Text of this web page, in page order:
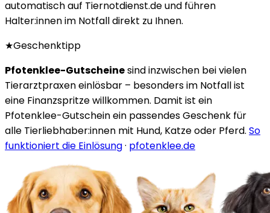
automatisch auf Tiernotdienst.de und führen
Halter:innen im Notfall direkt zu Ihnen.
★Geschenktipp
Pfotenklee-Gutscheinesind inzwischen bei vielen
Tierarztpraxen einlösbar – besonders im Notfall ist
eine Finanzspritze willkommen. Damit ist ein
Pfotenklee-Gutschein ein passendes Geschenk für
alle Tierliebhaber:innen mit Hund, Katze oder Pferd. So
funktioniert die Einlösung· pfotenklee.de